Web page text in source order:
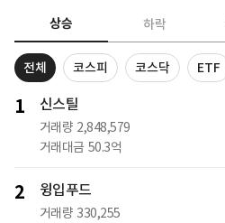
상승 하락
전체 코스피 코스닥 ETF
1 신스틸
거래량 2,848,579
거래대금 50.3억
2 윙입푸드
거래량 330,255